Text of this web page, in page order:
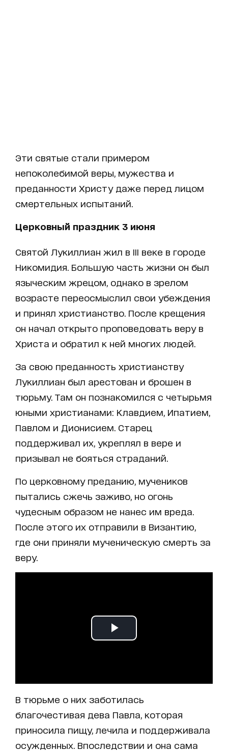
Эти святые стали примером
непоколебимой веры, мужества и
преданности Христу даже перед лицом
смертельных испытаний.
Церковный праздник 3 июня
Святой Лукиллиан жил в III веке в городе
Никомидия. Большую часть жизни он был
языческим жрецом, однако в зрелом
возрасте переосмыслил свои убеждения
и принял христианство. После крещения
он начал открыто проповедовать веру в
Христа и обратил к ней многих людей.
За свою преданность христианству
Лукиллиан был арестован и брошен в
тюрьму. Там он познакомился с четырьмя
юными христианами: Клавдием, Ипатием,
Павлом и Дионисием. Старец
поддерживал их, укреплял в вере и
призывал не бояться страданий.
По церковному преданию, мучеников
пытались сжечь заживо, но огонь
чудесным образом не нанес им вреда.
После этого их отправили в Византию,
где они приняли мученическую смерть за
веру.
В тюрьме о них заботилась
благочестивая дева Павла, которая
приносила пищу, лечила и поддерживала
осужденных. Впоследствии и она сама